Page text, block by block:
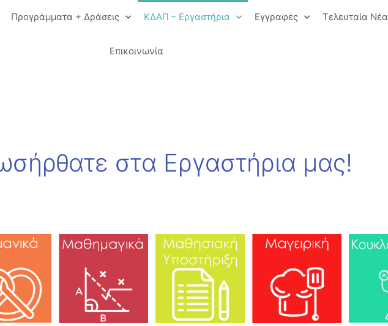
Προγράμματα + Δράσεις ΚΔΑΠ – Εργαστήρια Εγγραφές Τελευταία Νέα
Επικοινωνία
στα Εργαστήρια μας!